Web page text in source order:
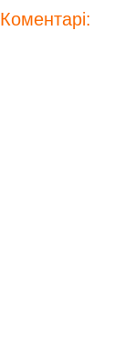
Коментарі: